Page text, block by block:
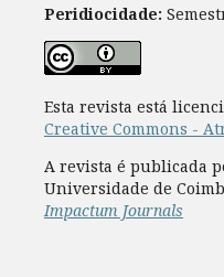
Peridiocidade:
Esta revista está
Creative Commons -
A revista é publicada
Universidade de
Impactum Journals